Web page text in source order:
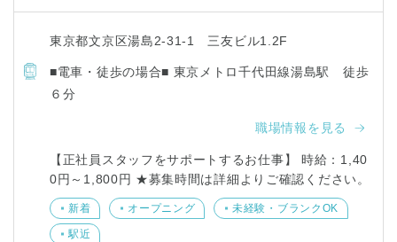
東京都文京区湯島2-31-1 三友ビル1.2F
■電車・徒歩の場合■ 東京メトロ千代田線湯島駅 徒歩
６分
職場情報を見る
【正社員スタッフをサポートするお仕事】 時給：1,40
0円～1,800円 ★募集時間は詳細よりご確認ください。
新着 オープニング 未経験・ブランクOK
駅近